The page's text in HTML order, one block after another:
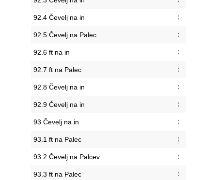
92.4 Čevelj na in
92.5 Čevelj na Palec
92.6 ft na in
92.7 ft na Palec
92.8 Čevelj na in
92.9 Čevelj na in
93 Čevelj na in
93.1 ft na Palec
93.2 Čevelj na Palcev
93.3 ft na Palec